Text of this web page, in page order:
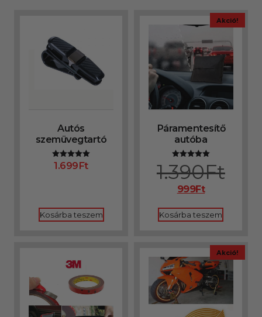
Autós
szemüvegtartó
Értékelés:
5.00
1.699Ft
Kosárba teszem
Akció!
Páramentesítő
autóba
Értékelés:
5.00
/ 5
1.390Ft
999Ft
Kosárba teszem
Akció!